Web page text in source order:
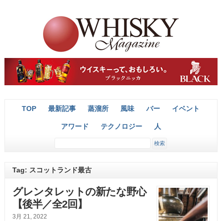
TOP 最新記事 蒸溜所 風味 バー イベント
アワード テクノロジー 人
Tag: スコットランド最古
グレンタレットの新たな野心
【後半／全2回】
3月 21, 2022